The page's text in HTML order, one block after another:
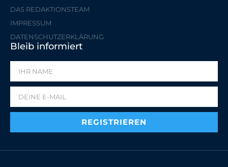
DAS REDAKTIONSTEAM
IMPRESSUM
DATENSCHUTZERKLÄRUNG
Bleib informiert
REGISTRIEREN